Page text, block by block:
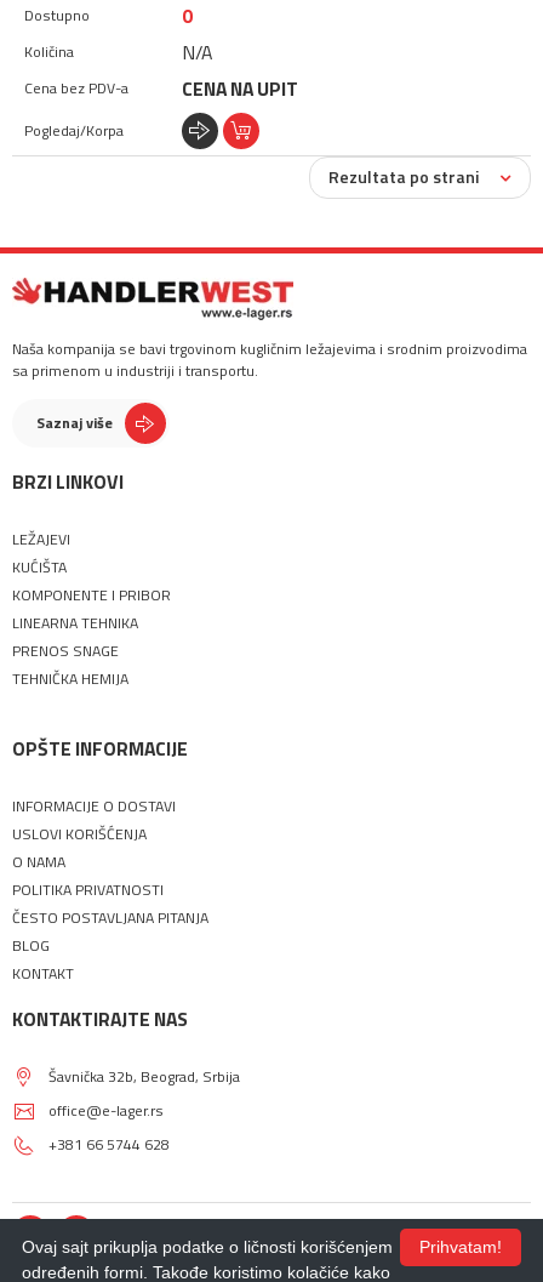
0
N/A
CENA NA UPIT
Rezultata po strani
Naša kompanija se bavi trgovinom kugličnim ležajevima i srodnim proizvodima
sa primenom u industriji i transportu.
Saznaj više
BRZI LINKOVI
LEŽAJEVI
KUĆIŠTA
KOMPONENTE I PRIBOR
LINEARNA TEHNIKA
PRENOS SNAGE
TEHNIČKA HEMIJA
OPŠTE INFORMACIJE
INFORMACIJE O DOSTAVI
USLOVI KORIŠĆENJA
O NAMA
POLITIKA PRIVATNOSTI
ČESTO POSTAVLJANA PITANJA
BLOG
KONTAKT
KONTAKTIRAJTE NAS
Šavnička 32b, Beograd, Srbija
office@e-lager.rs
+381 66 5744 628
Prihvatam!
Ovaj sajt prikuplja podatke o ličnosti korišćenjem
određenih formi. Takođe koristimo kolačiće kako